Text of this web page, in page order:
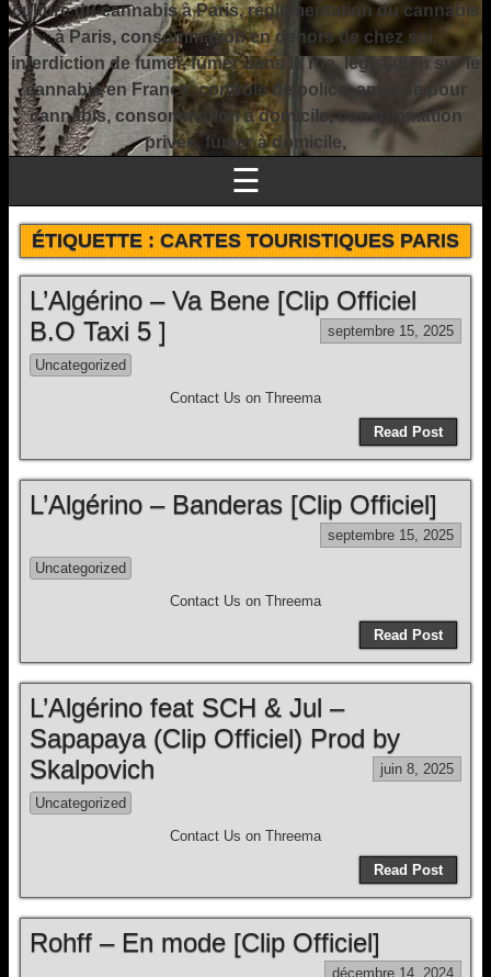
culture du cannabis à Paris, réglementation du cannabis
à Paris, consommation en dehors de chez soi,
interdiction de fumer, fumer dans la rue, législation sur le
cannabis en France, contrôle de police, amende pour
cannabis, consommation à domicile, consommation
privée, fumer à domicile,
☰
ÉTIQUETTE :CARTES TOURISTIQUES PARIS
L’Algérino – Va Bene [Clip Officiel
B.O Taxi 5 ]
septembre 15, 2025
Uncategorized
Contact Us on Threema
Read Post
L’Algérino – Banderas [Clip Officiel]
septembre 15, 2025
Uncategorized
Contact Us on Threema
Read Post
L’Algérino feat SCH & Jul –
Sapapaya (Clip Officiel) Prod by
Skalpovich
juin 8, 2025
Uncategorized
Contact Us on Threema
Read Post
Rohff – En mode [Clip Officiel]
décembre 14, 2024